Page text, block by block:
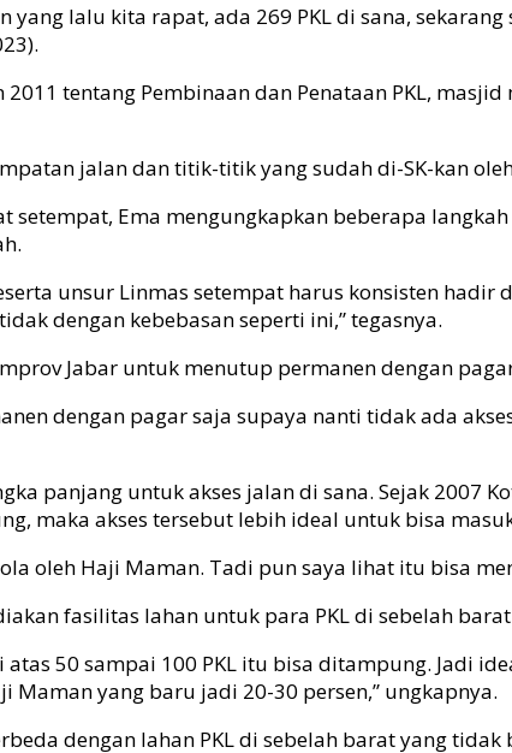
yang lalu kita rapat, ada 269 PKL di sana,
tentang Pembinaan dan Penataan PKL,
jalan dan titik-titik yang sudah di-SK-kan
setempat, Ema mengungkapkan beberapa
unsur Linmas setempat harus konsisten
dengan kebebasan seperti ini,” tegasnya.
Jabar untuk menutup permanen dengan
dengan pagar saja supaya nanti tidak ada
panjang untuk akses jalan di sana. Sejak 2007
maka akses tersebut lebih ideal untuk bisa
oleh Haji Maman. Tadi pun saya lihat itu bisa
fasilitas lahan untuk para PKL di sebelah
50 sampai 100 PKL itu bisa ditampung. Jadi
yang baru jadi 20-30 persen,” ungkapnya.
dengan lahan PKL di sebelah barat yang